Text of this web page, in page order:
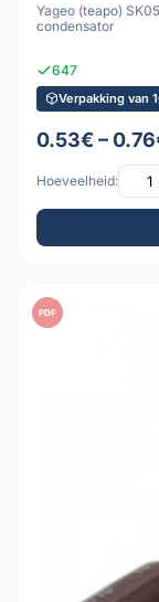
Yageo (teapo)
condensator
647
Verpakking van
0.53€ –
Hoeveelheid:
PDF